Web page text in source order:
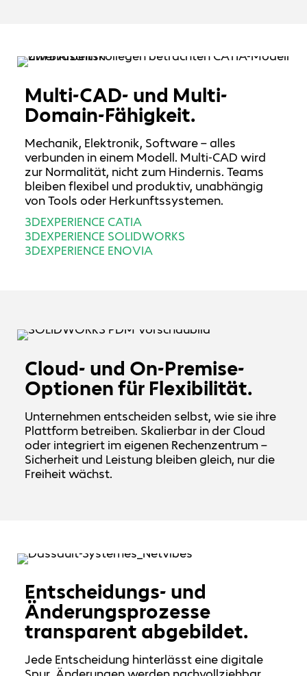
Multi-CAD- und Multi-
Domain-Fähigkeit.
Mechanik, Elektronik, Software – alles
verbunden in einem Modell. Multi-CAD wird
zur Normalität, nicht zum Hindernis. Teams
bleiben flexibel und produktiv, unabhängig
von Tools oder Herkunftssystemen.
3DEXPERIENCE CATIA
3DEXPERIENCE SOLIDWORKS
3DEXPERIENCE ENOVIA
Cloud- und On-Premise-
Optionen für Flexibilität.
Unternehmen entscheiden selbst, wie sie ihre
Plattform betreiben. Skalierbar in der Cloud
oder integriert im eigenen Rechenzentrum –
Sicherheit und Leistung bleiben gleich, nur die
Freiheit wächst.
Entscheidungs- und
Änderungsprozesse
transparent abgebildet.
Jede Entscheidung hinterlässt eine digitale